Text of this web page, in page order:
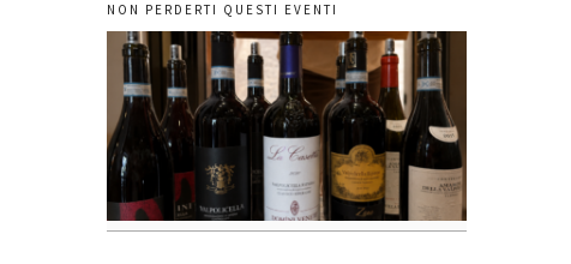
NON PERDERTI QUESTI EVENTI